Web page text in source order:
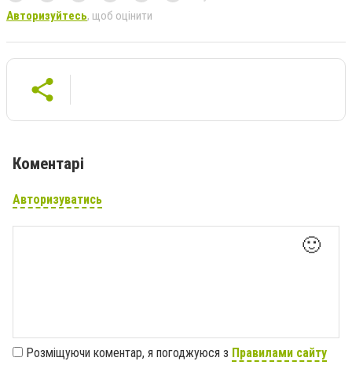
Авторизуйтесь, щоб оцінити
Коментарі
Авторизуватись
🙂
Розміщуючи коментар, я погоджуюся з Правилами сайту